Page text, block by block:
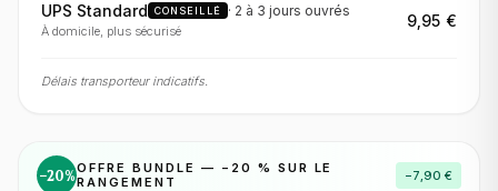
UPS Standard CONSEILLÉ · 2 à 3 jours ouvrés
À domicile, plus sécurisé
9,95 €
Délais transporteur indicatifs.
−20%OFFRE BUNDLE — − 20 % SUR LE
RANGEMENT
−7,90 €